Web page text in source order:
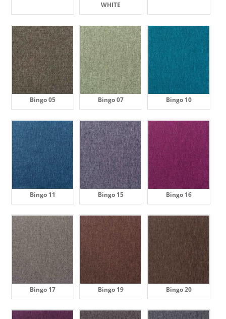
WHITE
Bingo 05 Bingo 07 Bingo 10
Bingo 11 Bingo 15 Bingo 16
Bingo 17 Bingo 19 Bingo 20